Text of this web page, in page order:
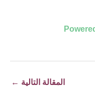
المقالة التالية ←